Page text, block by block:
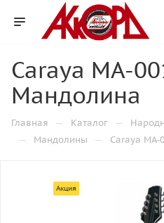
Caraya MA-
Мандолина
Главная — Каталог —
— Мандолины — Caraya
Акция